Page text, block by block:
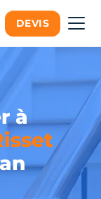
DEVIS
à